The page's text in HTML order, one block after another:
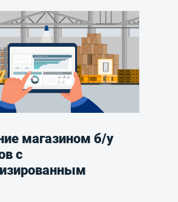
магазином б/у
с